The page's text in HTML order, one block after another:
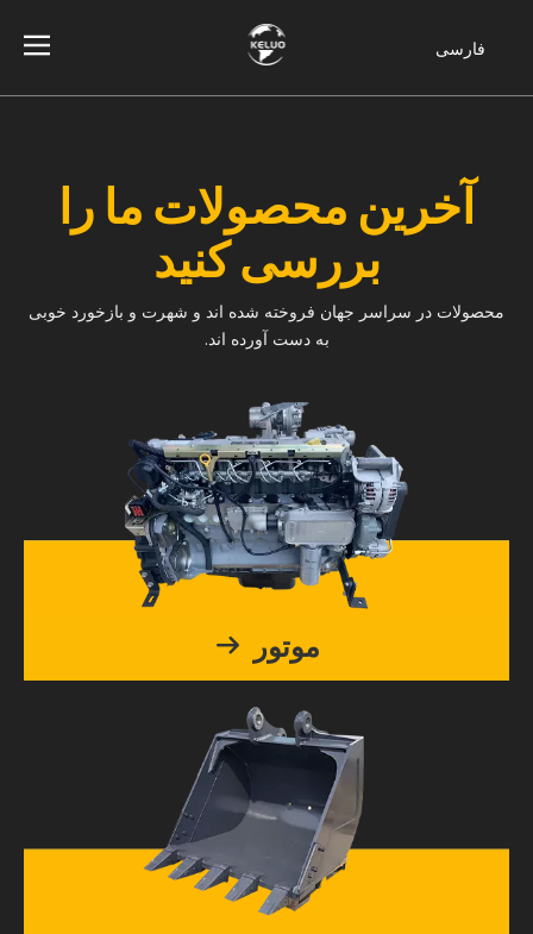
فارسی
ไทย
Italiano
Español
آخرین محصولات ما را
بررسی کنید
محصولات در سراسر جهان فروخته شده اند و شهرت و بازخورد خوبی
به دست آورده اند.
موتور